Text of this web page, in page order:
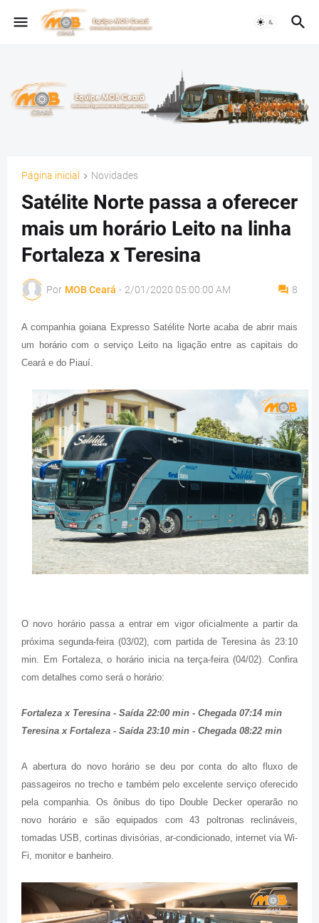
Página inicial Novidades
Satélite Norte passa a oferecer
mais um horário Leito na linha
Fortaleza x Teresina
Por MOB Ceará - 2/01/2020 05:00:00 AM 8
A companhia goiana Expresso Satélite Norte acaba de abrir mais
um horário com o serviço Leito na ligação entre as capitais do
Ceará e do Piauí.
O novo horário passa a entrar em vigor oficialmente a partir da
próxima segunda-feira (03/02), com partida de Teresina às 23:10
min. Em Fortaleza, o horário inicia na terça-feira (04/02). Confira
com detalhes como será o horário:
Fortaleza x Teresina - Saída 22:00 min - Chegada 07:14 min
Teresina x Fortaleza - Saída 23:10 min - Chegada 08:22 min
A abertura do novo horário se deu por conta do alto fluxo de
passageiros no trecho e também pelo excelente serviço oferecido
pela companhia. Os ônibus do tipo Double Decker operarão no
novo horário e são equipados com 43 poltronas reclináveis,
tomadas USB, cortinas divisórias, ar-condicionado, internet via Wi-
Fi, monitor e banheiro.